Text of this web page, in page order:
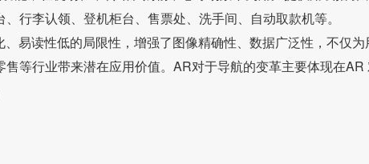
行李认领、登机柜台、售票处、洗手间、自动取款机等。
易读性低的局限性，增强了图像精确性、数据广泛性，不仅为
等行业带来潜在应用价值。AR对于导航的变革主要体现在AR